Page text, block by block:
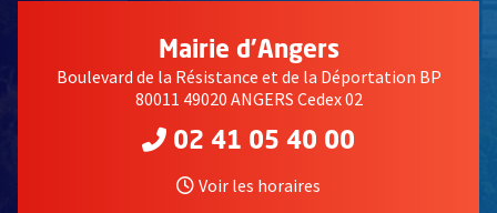
Mairie d'Angers
Boulevard de la Résistance et de la Déportation BP
80011 49020 ANGERS Cedex 02
02 41 05 40 00
Voir les horaires